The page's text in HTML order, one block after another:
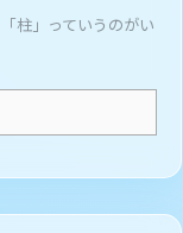
柱」っていうのがい